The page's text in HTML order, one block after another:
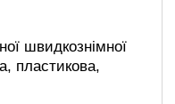
швидкознімної
пластикова,